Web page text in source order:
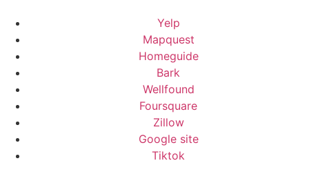
Yelp
Mapquest
Homeguide
Bark
Wellfound
Foursquare
Zillow
Google site
Tiktok